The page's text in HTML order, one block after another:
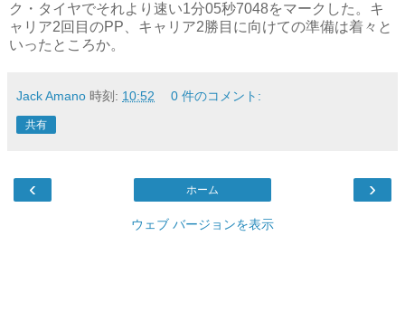
ク・タイヤでそれより速い1分05秒7048をマークした。キ
ャリア2回目のPP、キャリア2勝目に向けての準備は着々と
いったところか。
Jack Amano 時刻: 10:52 0 件のコメント:
共有
‹ ›
ホーム
ウェブ バージョンを表示